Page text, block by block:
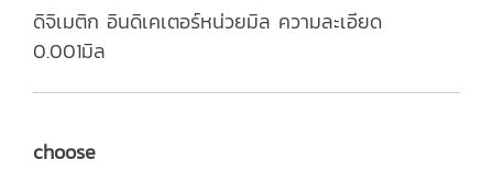
ดิจิเมติก อินดิเคเตอร์หน่วยมิล ความละเอียด
0.001มิล
choose